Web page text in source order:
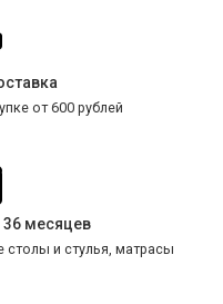
от 600 рублей
36 месяцев
и стулья, матрасы